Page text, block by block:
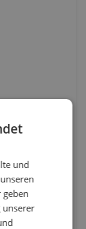
und
geben